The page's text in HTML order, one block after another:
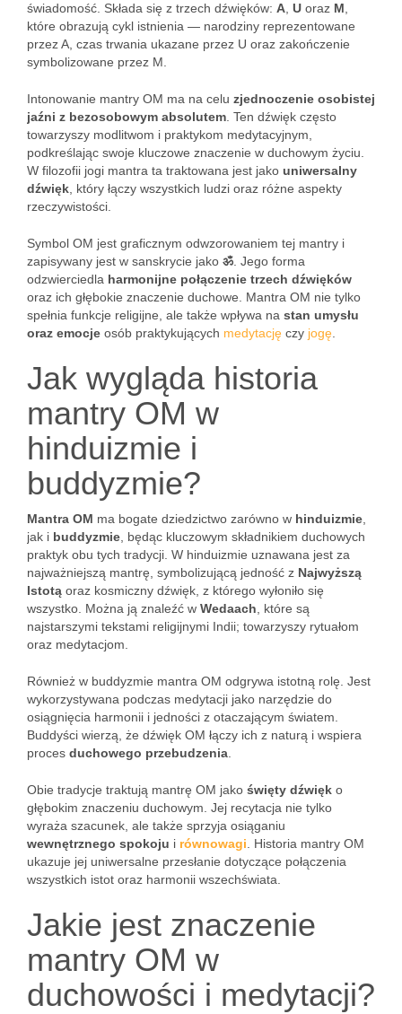
świadomość. Składa się z trzech dźwięków: A U oraz M
które obrazują cykl istnienia — narodziny reprezentowane
przez A, czas trwania ukazane przez U oraz zakończenie
symbolizowane przez M.
Intonowanie mantry OM ma na celu zjednoczenie osobistej
jaźni z bezosobowym absolutem . Ten dźwięk często
towarzyszy modlitwom i praktykom medytacyjnym,
podkreślając swoje kluczowe znaczenie w duchowym życiu.
W filozofii jogi mantra ta traktowana jest jako uniwersalny
dźwięk , który łączy wszystkich ludzi oraz różne aspekty
rzeczywistości.
Symbol OM jest graficznym odwzorowaniem tej mantry i
zapisywany jest w sanskrycie jako ॐ . Jego forma
odzwierciedla harmonijne połączenie trzech dźwięków
oraz ich głębokie znaczenie duchowe. Mantra OM nie tylko
spełnia funkcje religijne, ale także wpływa na stan umysłu
oraz emocje osób praktykujących medytację czy jogę
Jak wygląda historia
mantry OM w
hinduizmie i
buddyzmie?
Mantra OM ma bogate dziedzictwo zarówno w hinduizmie
jak i buddyzmie , będąc kluczowym składnikiem duchowych
praktyk obu tych tradycji. W hinduizmie uznawana jest za
najważniejszą mantrę, symbolizującą jedność z Najwyższą
Istotą oraz kosmiczny dźwięk, z którego wyłoniło się
wszystko. Można ją znaleźć w Wedaach , które są
najstarszymi tekstami religijnymi Indii; towarzyszy rytuałom
oraz medytacjom.
Również w buddyzmie mantra OM odgrywa istotną rolę. Jest
wykorzystywana podczas medytacji jako narzędzie do
osiągnięcia harmonii i jedności z otaczającym światem.
Buddyści wierzą, że dźwięk OM łączy ich z naturą i wspiera
proces duchowego przebudzenia
Obie tradycje traktują mantrę OM jako święty dźwięk o
głębokim znaczeniu duchowym. Jej recytacja nie tylko
wyraża szacunek, ale także sprzyja osiąganiu
wewnętrznego spokoju i równowagi . Historia mantry OM
ukazuje jej uniwersalne przesłanie dotyczące połączenia
wszystkich istot oraz harmonii wszechświata.
Jakie jest znaczenie
mantry OM w
duchowości i medytacji?